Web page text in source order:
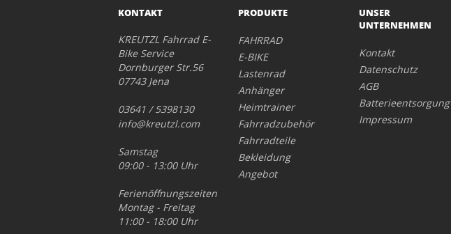
KONTAKT
KREUTZL Fahrrad E-
Bike Service
Dornburger Str.56
07743 Jena
03641 / 5398130
info@kreutzl.com
Samstag
09:00 - 13:00 Uhr
Ferienöffnungszeiten
Montag - Freitag
11:00 - 18:00 Uhr
PRODUKTE
FAHRRAD
E-BIKE
Lastenrad
Anhänger
Heimtrainer
Fahrradzubehör
Fahrradteile
Bekleidung
Angebot
UNSER
UNTERNEHMEN
Kontakt
Datenschutz
AGB
Batterieentsorgung
Impressum